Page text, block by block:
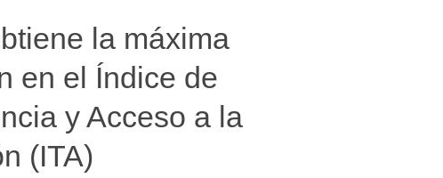
la máxima
en el Índice de
y Acceso a la
(ITA)